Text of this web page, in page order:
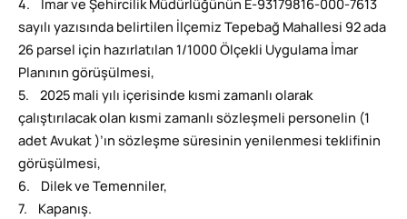
4. İmar ve Şehircilik Müdürlüğünün E-93179816-000-7613
sayılı yazısında belirtilen İlçemiz Tepebağ Mahallesi 92 ada
26 parsel için hazırlatılan 1/1000 Ölçekli Uygulama İmar
Planının görüşülmesi,
5. 2025 mali yılı içerisinde kısmi zamanlı olarak
çalıştırılacak olan kısmi zamanlı sözleşmeli personelin (1
adet Avukat )’ın sözleşme süresinin yenilenmesi teklifinin
görüşülmesi,
6. Dilek ve Temenniler,
7. Kapanış.